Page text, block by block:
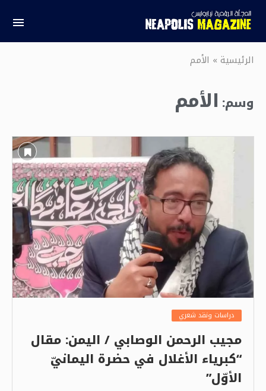
الرئيسية» الأمم
وسم: الأمم
دراسات ونقد شعري
مجيب الرحمن الوصابي / اليمن: مقال
“كبرياء الأغلال في حضرة اليمانيّ
الأوّل”